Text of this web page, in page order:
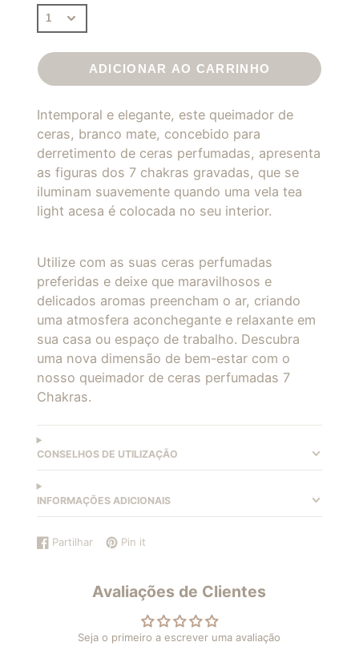
ADICIONAR AO CARRINHO
Intemporal e elegante, este queimador de
ceras, branco mate, concebido para
derretimento de ceras perfumadas, apresenta
as figuras dos 7 chakras gravadas, que se
iluminam suavemente quando uma vela tea
light acesa é colocada no seu interior.
Utilize com as suas ceras perfumadas
preferidas e deixe que maravilhosos e
delicados aromas preencham o ar, criando
uma atmosfera aconchegante e relaxante em
sua casa ou espaço de trabalho. Descubra
uma nova dimensão de bem-estar com o
nosso queimador de ceras perfumadas 7
Chakras.
CONSELHOS DE UTILIZAÇÃO
INFORMAÇÕES ADICIONAIS
Partilhar
Partilhar
Abre
Pin it
Marcar
pin
Pinterest
Abre
janela.
Avaliações de Clientes
Seja o primeiro a escrever uma avaliação